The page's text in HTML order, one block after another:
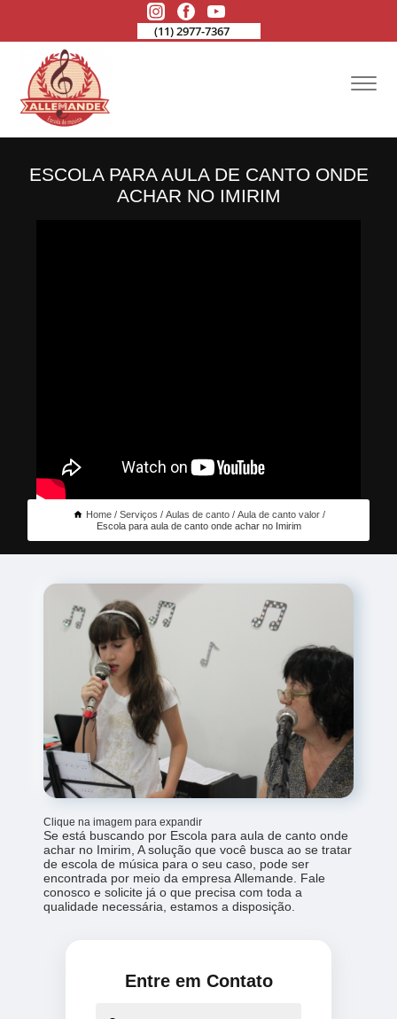
(11) 2977-7367
ESCOLA PARA AULA DE CANTO ONDE
ACHAR NO IMIRIM
Home Serviços Aulas de canto
Aula de canto valor
Escola para aula de canto onde achar no Imirim
Clique na imagem para expandir
Se está buscando por Escola para aula de canto onde
achar no Imirim, A solução que você busca ao se tratar
de escola de música para o seu caso, pode ser
encontrada por meio da empresa Allemande. Fale
conosco e solicite já o que precisa com toda a
qualidade necessária, estamos a disposição.
Entre em Contato